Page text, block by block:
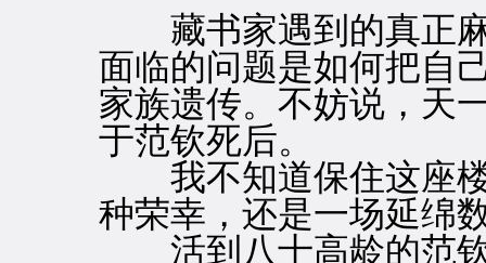
藏书家遇到的真正麻
面临的问题是如何把自
家族遗传。不妨说，天
于范钦死后。
我不知道保住这座楼
种荣幸，还是一场延绵
活到八十高龄的范钦